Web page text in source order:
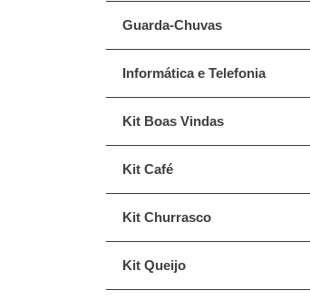
Guarda-Chuvas
Informática e Telefonia
Kit Boas Vindas
Kit Café
Kit Churrasco
Kit Queijo